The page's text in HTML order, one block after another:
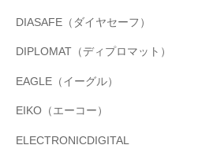
DIASAFE（ダイヤセーフ）
DIPLOMAT（ディプロマット）
EAGLE（イーグル）
EIKO（エーコー）
ELECTRONICDIGITAL